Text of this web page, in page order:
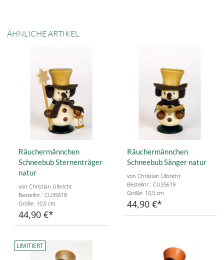
ÄHNLICHE ARTIKEL
Räuchermännchen
Schneebub Sternenträger
natur
von Christian Ulbricht
Bestellnr.: CU35618
Größe: 10,5 cm
44,90 €
Räuchermännchen
Schneebub Sänger natur
von Christian Ulbricht
Bestellnr.: CU35619
Größe: 10,5 cm
44,90 €
LIMITIERT